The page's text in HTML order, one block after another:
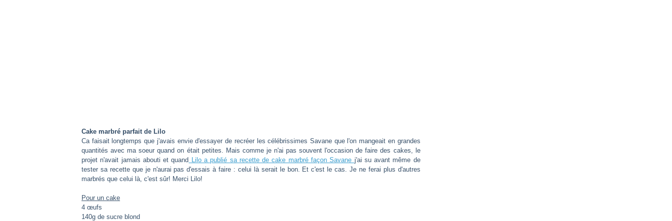
Cake marbré parfait de Lilo
Ca faisait longtemps que j'avais envie d'essayer de recréer les célébrissimes Savane que l'on mangeait en grandes
quantités avec ma soeur quand on était petites. Mais comme je n'ai pas souvent l'occasion de faire des cakes, le
projet n'avait jamais abouti et quand Lilo a publié sa recette de cake marbré façon Savane j'ai su avant même de
tester sa recette que je n'aurai pas d'essais à faire : celui là serait le bon. Et c'est le cas. Je ne ferai plus d'autres
marbrés que celui là, c'est sûr! Merci Lilo!
Pour un cake
4 œufs
140g de sucre blond